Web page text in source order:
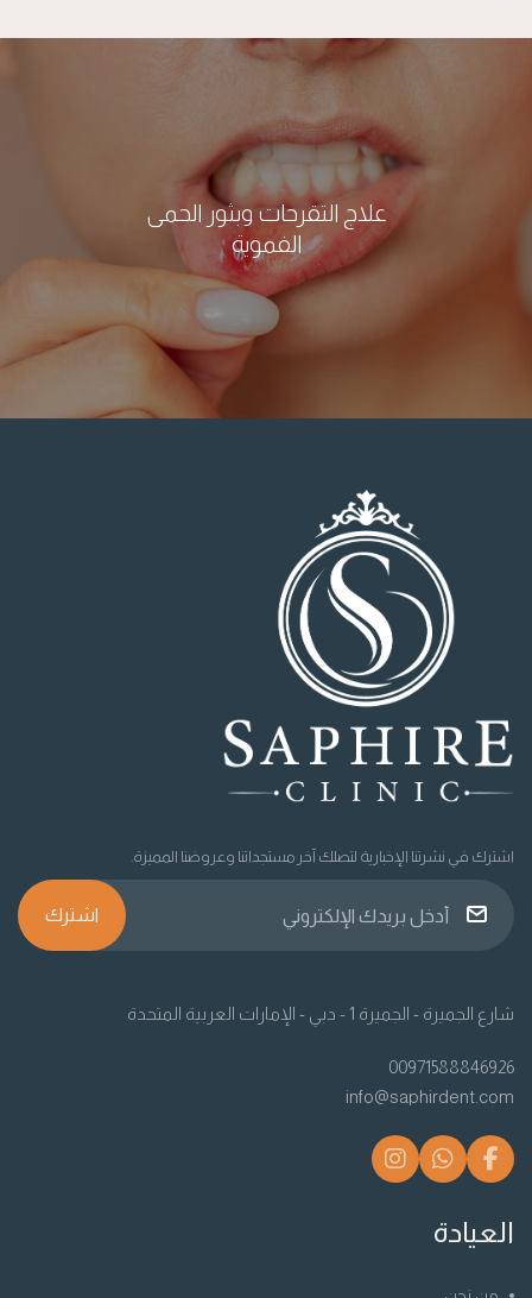
علاج التقرحات وبثور الحمى
الفموية
اشترك في نشرتنا الإخبارية لتصلك آخر مستجداتنا وعروضنا المميزة.
اشترك
شارع الجميرة - الجميرة 1 - دبي - الإمارات العربية المتحدة
00971588846926
info@saphirdent.com
العيادة